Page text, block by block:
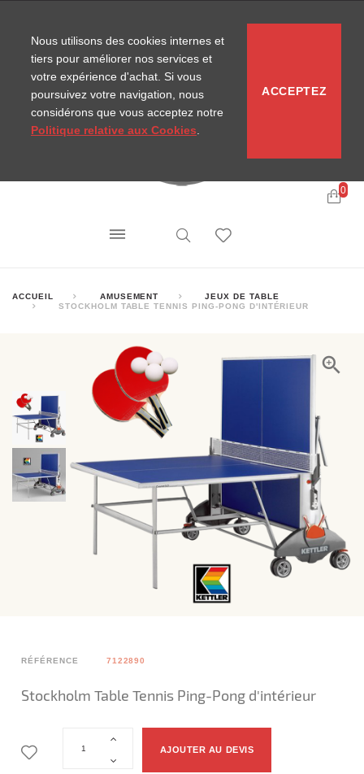
0
ACCUEIL AMUSEMENT
JEUX DE TABLE
STOCKHOLM TABLE TENNIS PING-PONG D'INTÉRIEUR
RÉFÉRENCE 7122890
Stockholm Table Tennis Ping-Pong d'intérieur
AJOUTER AU DEVIS
Nous utilisons des cookies internes et
tiers pour améliorer nos services et
votre expérience d'achat. Si vous
poursuivez votre navigation, nous
considérons que vous acceptez notre
Politique relative aux Cookies
ACCEPTEZ